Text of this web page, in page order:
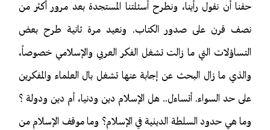
حقنا أن نقول رأينا، ونطرح أسئلتنا المستجدة بعد مرور أكثر من
نصف قرن على صدور الكتاب. ونعيد مرة ثانية طرح بعض
التساؤلات التي ما زالت تشغل الفكر العربي والإسلامي خصوصاً،
والذي ما زال البحث عن إجابة عنها تشغل بال العلماء والمفكرين
على حد السواء. أتساءل.. هل الإسلام دين ودنيا، أم دين ودولة ؟
وما هي حدود السلطة الدينية في الإسلام؟ وما موقف الإسلام من